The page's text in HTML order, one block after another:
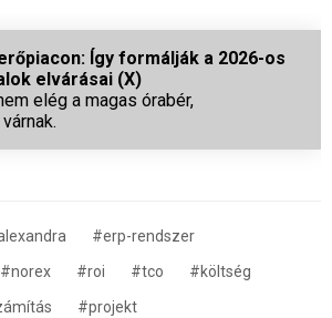
Így formálják a 2026-os
elvárásai (X)
elég a magas órabér,
#erp-rendszer
#norex #roi #tco
#költség
#projekt